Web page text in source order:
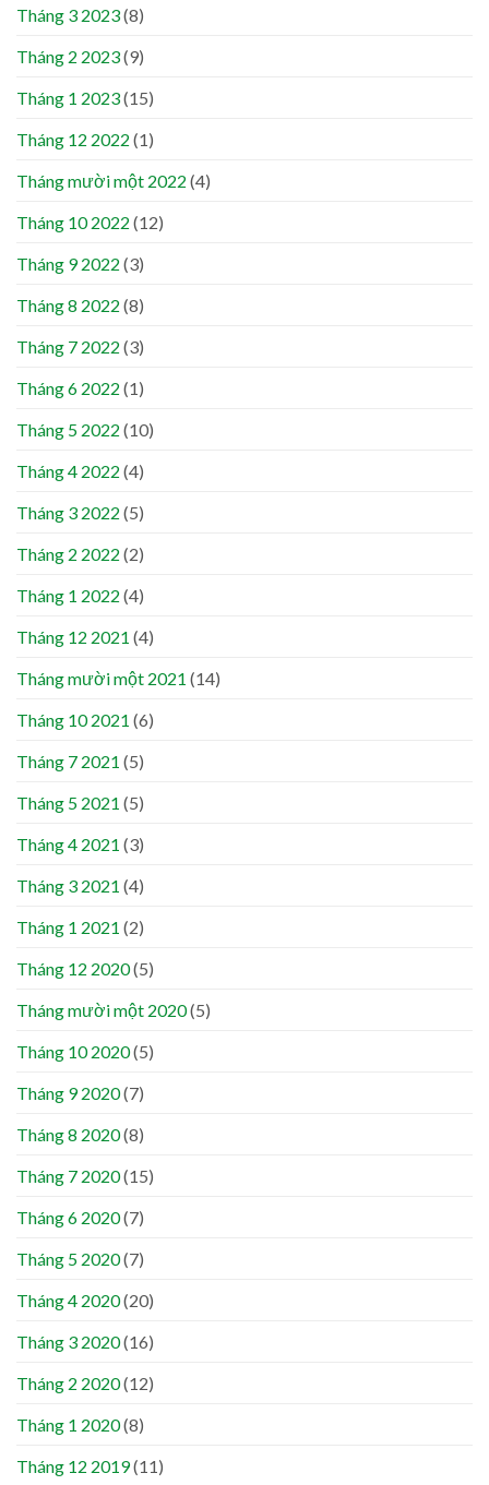
Tháng 3 2023(8)
Tháng 2 2023(9)
Tháng 1 2023(15)
Tháng 12 2022 (1)
Tháng mười một 2022 (4)
Tháng 10 2022 (12)
Tháng 9 2022 (3)
Tháng 8 2022 (8)
Tháng 7 2022 (3)
Tháng 6 2022 (1)
Tháng 5 2022 (10)
Tháng 4 2022 (4)
Tháng 3 2022 (5)
Tháng 2 2022 (2)
Tháng 1 2022 (4)
Tháng 12 2021 (4)
Tháng mười một 2021 (14)
Tháng 10 2021 (6)
Tháng 7 2021 (5)
Tháng 5 2021 (5)
Tháng 4 2021 (3)
Tháng 3 2021 (4)
Tháng 1 2021 (2)
Tháng 12 2020(5)
Tháng mười một 2020(5)
Tháng 10 2020(5)
Tháng 9 2020(7)
Tháng 8 2020(8)
Tháng 7 2020(15)
Tháng 6 2020(7)
Tháng 5 2020(7)
Tháng 4 2020(20)
Tháng 3 2020(16)
Tháng 2 2020(12)
Tháng 1 2020(8)
Tháng 12 2019(11)